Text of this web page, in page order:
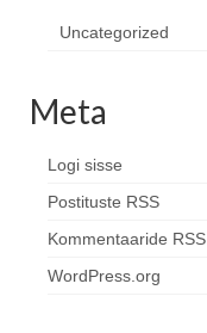
Uncategorized
Meta
Logi sisse
Postituste RSS
Kommentaaride RSS
WordPress.org